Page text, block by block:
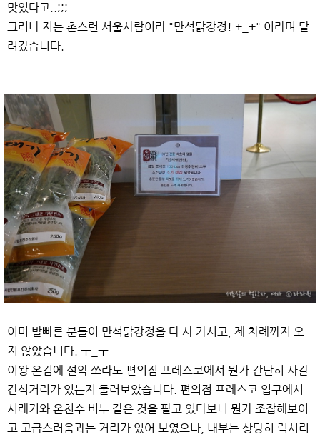
맛있다고..;;;
그러나 저는 촌스런 서울사람이라 "만석닭강정! +_+" 이라며 달
려갔습니다.
이미 발빠른 분들이 만석닭강정을 다 사 가시고, 제 차례까지 오
지 않았습니다. ㅜ_ㅜ
이왕 온김에 설악 쏘라노 편의점 프레스코에서 뭔가 간단히 사갈
간식거리가 있는지 둘러보았습니다. 편의점 프레스코 입구에서
시래기와 온천수 비누 같은 것을 팔고 있다보니 뭔가 조잡해보이
고 고급스러움과는 거리가 있어 보였으나, 내부는 상당히 럭셔리